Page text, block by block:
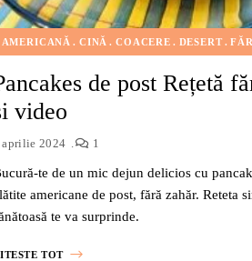
PRÂNZ REȚETE INTERNAȚIONALE
AMERICANĂ CINĂ COACERE DESERT FĂRĂ
de post Rețetă
video
aprilie 2024 1
te de un mic dejun delicios cu
americane de post, fără zahăr. Reteta
te va surprinde.
TOT